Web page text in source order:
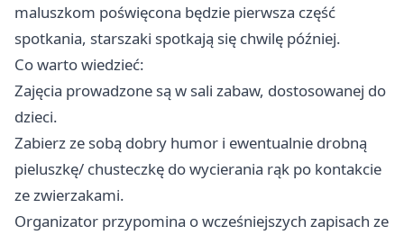
maluszkom poświęcona będzie pierwsza część
spotkania, starszaki spotkają się chwilę później.
Co warto wiedzieć:
Zajęcia prowadzone są w sali zabaw, dostosowanej do
dzieci.
Zabierz ze sobą dobry humor i ewentualnie drobną
pieluszkę/ chusteczkę do wycierania rąk po kontakcie
ze zwierzakami.
Organizator przypomina o wcześniejszych zapisach ze